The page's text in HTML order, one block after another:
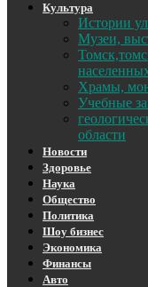
Культура
Истории
Музеи,
Храмы,
Учебные
области
Новости
Здоровье
Наука
Общество
Политика
Шоу бизнес
Экономика
Финансы
Авто